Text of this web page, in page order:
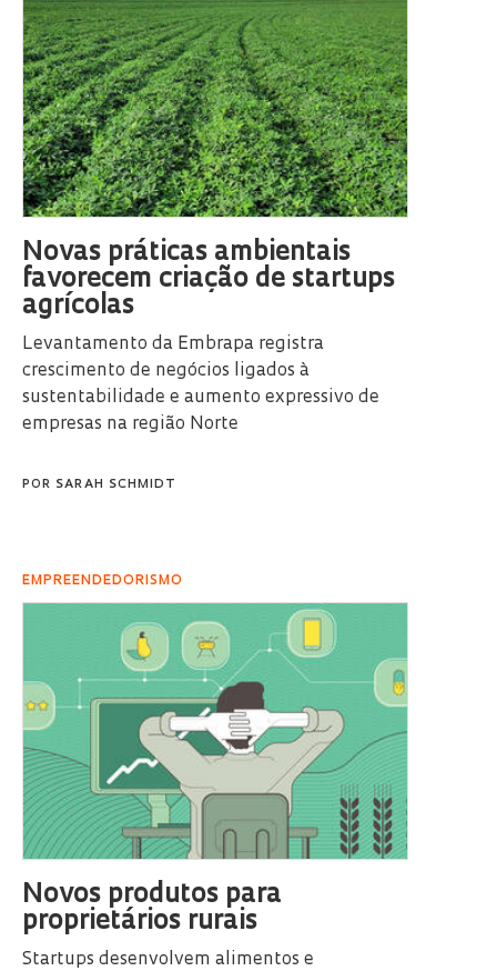
Novas práticas ambientais
favorecem criação de startups
agrícolas
Levantamento da Embrapa registra
crescimento de negócios ligados à
sustentabilidade e aumento expressivo de
empresas na região Norte
POR SARAH SCHMIDT
EMPREENDEDORISMO
Novos produtos para
proprietários rurais
Startups desenvolvem alimentos e